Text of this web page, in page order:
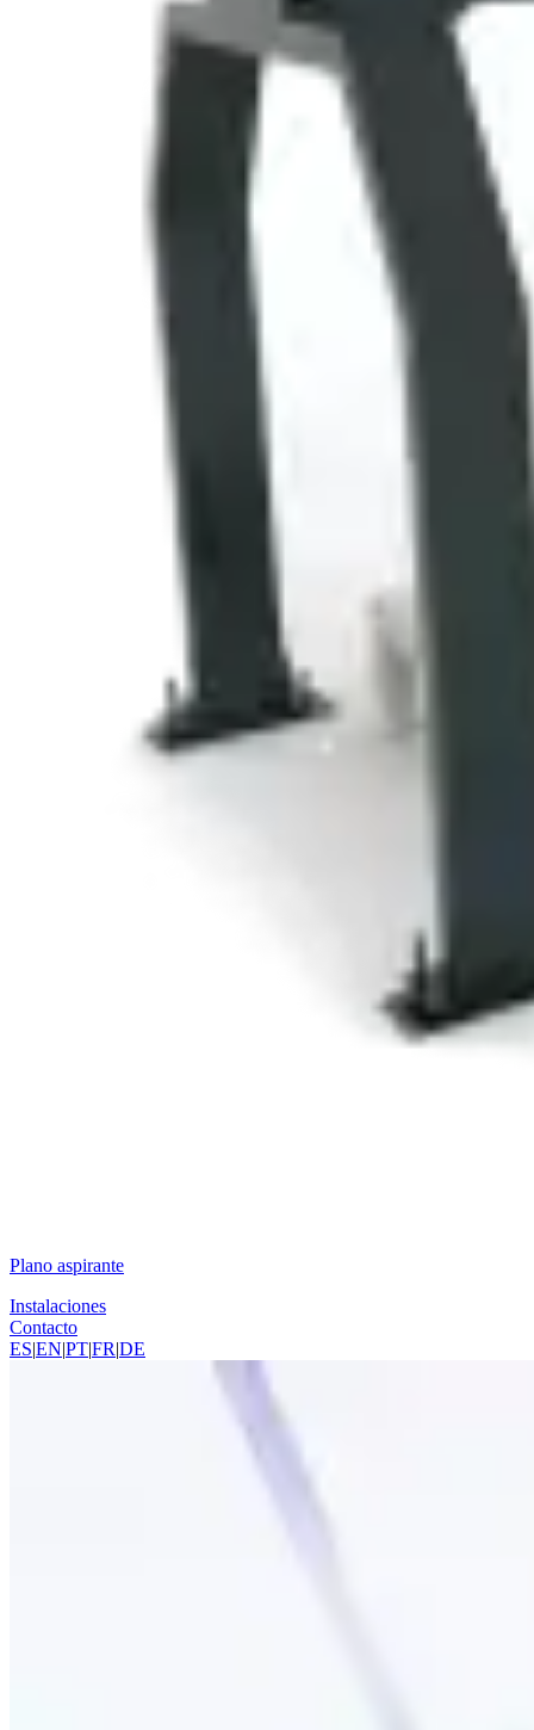
Plano aspirante
Instalaciones
Contacto
ES|EN|PT|FR|DE